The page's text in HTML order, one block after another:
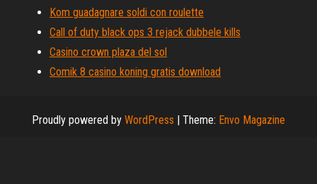
Kom guadagnare soldi con roulette
Call of duty black ops 3 rejack dubbele kills
Casino crown plaza del sol
Comik 8 casino koning gratis download
Proudly powered by WordPress | Theme: Envo Magazine